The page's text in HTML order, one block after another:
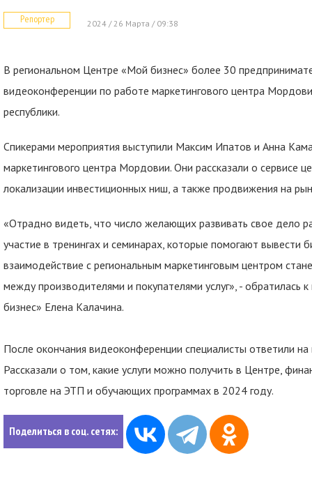
Репортер 2024 / 26 Марта / 09:38
В региональном Центре «Мой бизнес» более 30
видеоконференции по работе маркетингового центра
республики.
Спикерами мероприятия выступили Максим Ипатов и Анна
маркетингового центра Мордовии. Они рассказали о сервисе
локализации инвестиционных ниш, а также продвижения на
«Отрадно видеть, что число желающих развивать свое дело
участие в тренингах и семинарах, которые помогают вывести
взаимодействие с региональным маркетинговым центром
между производителями и покупателями услуг», -
бизнес» Елена Калачина.
После окончания видеоконференции специалисты ответили
Рассказали о том, какие услуги можно получить в Центре,
торговле на ЭТП и обучающих программах в 2024 году.
Поделиться в соц. сетях: